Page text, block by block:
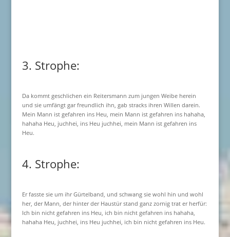
3. Strophe:
Da kommt geschlichen ein Reitersmann zum jungen Weibe herein
und sie umfängt gar freundlich ihn, gab stracks ihren Willen darein.
Mein Mann ist gefahren ins Heu, mein Mann ist gefahren ins hahaha,
hahaha Heu, juchhei, ins Heu juchhei, mein Mann ist gefahren ins
Heu.
4. Strophe:
Er fasste sie um ihr Gürtelband, und schwang sie wohl hin und wohl
her, der Mann, der hinter der Haustür stand ganz zornig trat er herfür:
Ich bin nicht gefahren ins Heu, ich bin nicht gefahren ins hahaha,
hahaha Heu, juchhei, ins Heu juchhei, ich bin nicht gefahren ins Heu.